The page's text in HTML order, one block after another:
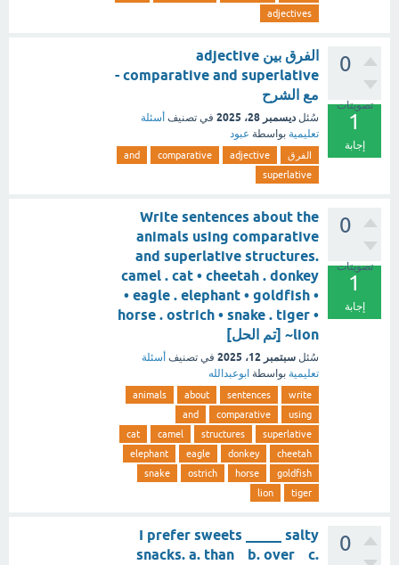
adjectives
0
تصويتات
1
إجابة
الفرق بين adjective
comparative and superlative -
مع الشرح
سُئل ديسمبر 28، 2025 في تصنيف أسئلة
تعليمية بواسطة عبود
الفرق adjective
comparative
and
superlative
0
تصويتات
1
إجابة
Write sentences about the
animals using comparative
and superlative structures.
camel . cat • cheetah . donkey
• eagle . elephant • goldfish •
horse . ostrich • snake . tiger •
lion~ [تم الحل]
سُئل سبتمبر 12، 2025 في تصنيف أسئلة
تعليمية بواسطة ابوعبدالله
write
sentences
about
animals
using
comparative
and
superlative
structures
camel
cat
cheetah
donkey
eagle
elephant
goldfish
horse
ostrich
snake
tiger
lion
0
I prefer sweets _____ salty
snacks. a. than b. over c.